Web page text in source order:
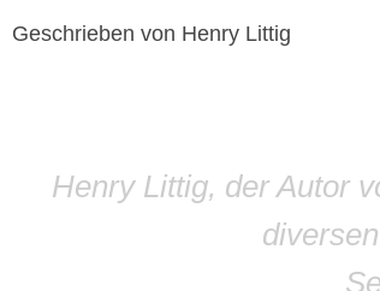
Geschrieben von Henry Littig
Henry Littig, der Autor